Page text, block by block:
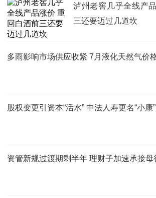
泸州老窖几乎全线产
三还要迈过几道坎
多雨影响市场供应收紧 7月液化天然气价
股权变更引资本“活水” 中法人寿更名“小康
资管新规过渡期剩半年 理财子加速承接母